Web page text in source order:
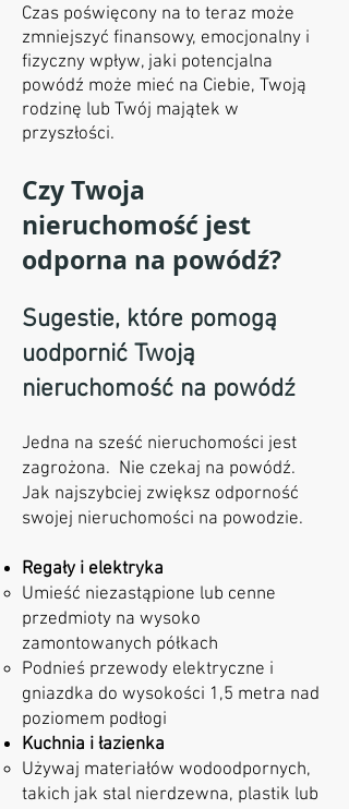
Czas poświęcony na to teraz może
zmniejszyć finansowy, emocjonalny i
fizyczny wpływ, jaki potencjalna
powódź może mieć na Ciebie, Twoją
rodzinę lub Twój majątek w
przyszłości.
Czy Twoja
nieruchomość jest
odporna na powódź?
Sugestie, które pomogą
uodpornić Twoją
nieruchomość na powódź
Jedna na sześć nieruchomości jest
zagrożona. Nie czekaj na powódź.
Jak najszybciej zwiększ odporność
swojej nieruchomości na powodzie.
Regały i elektryka
Umieść niezastąpione lub cenne
przedmioty na wysoko
zamontowanych półkach
Podnieś przewody elektryczne i
gniazdka do wysokości 1,5 metra nad
poziomem podłogi
Kuchnia i łazienka
Używaj materiałów wodoodpornych,
takich jak stal nierdzewna, plastik lub